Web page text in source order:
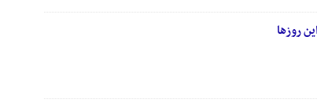
روزها